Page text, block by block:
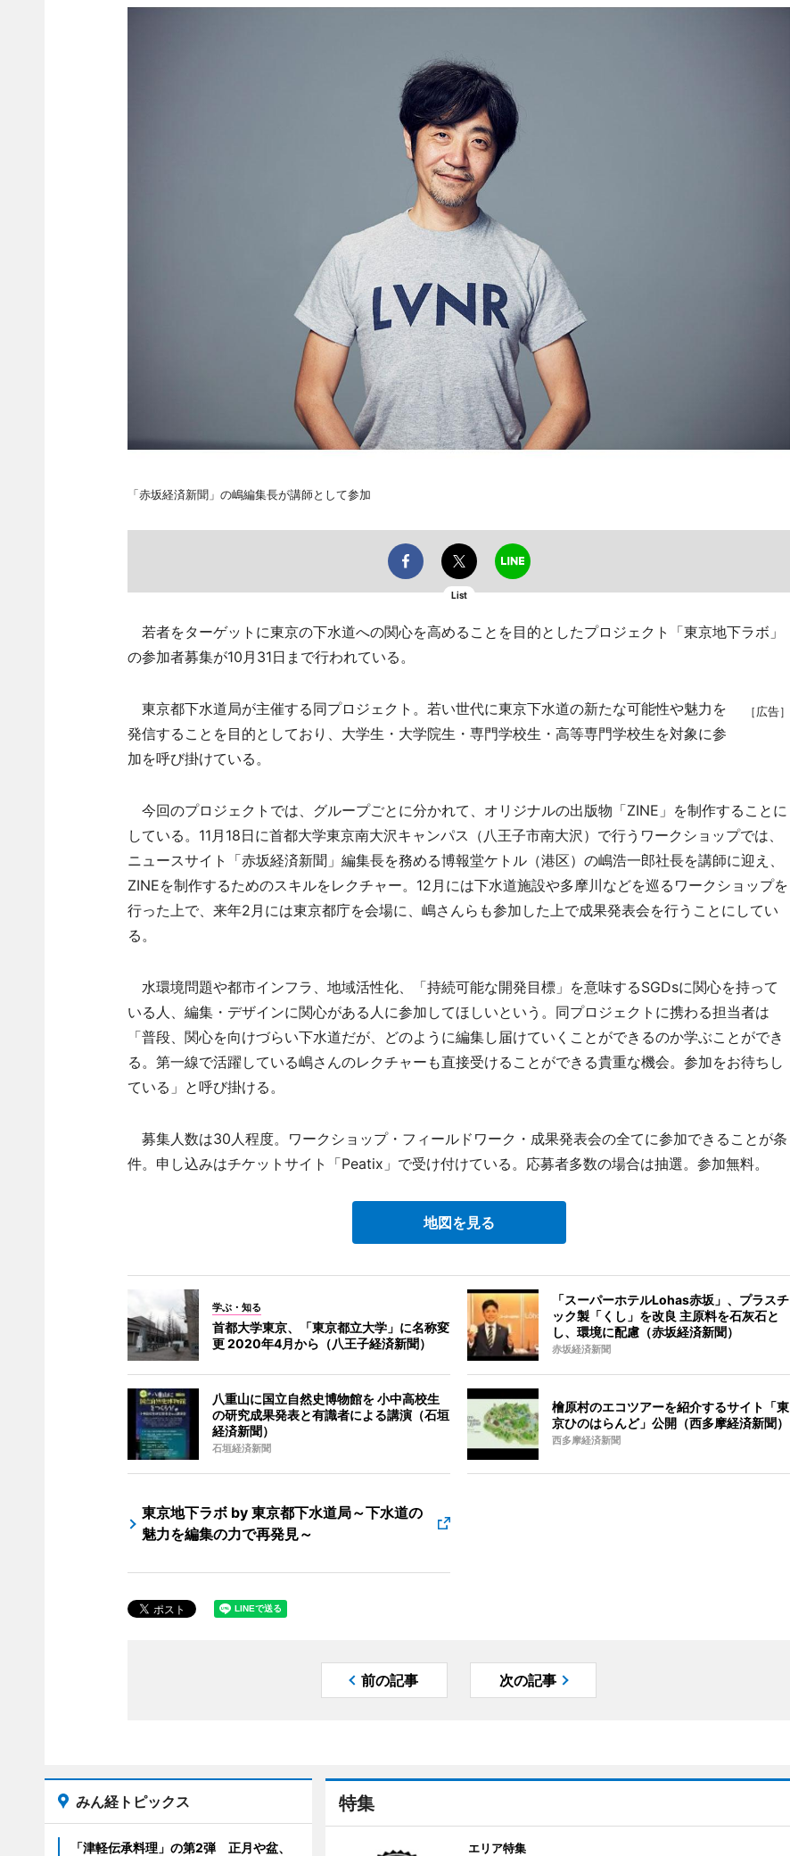
「赤坂経済新聞」の嶋編集長が講師として参加
List
若者をターゲットに東京の下水道への関心を高めることを目的としたプロジェクト「東京地下ラボ」
の参加者募集が10月31日まで行われている。
［広告］
東京都下水道局が主催する同プロジェクト。若い世代に東京下水道の新たな可能性や魅力を
発信することを目的としており、大学生・大学院生・専門学校生・高等専門学校生を対象に参
加を呼び掛けている。
今回のプロジェクトでは、グループごとに分かれて、オリジナルの出版物「ZINE」を制作することに
している。11月18日に首都大学東京南大沢キャンパス（八王子市南大沢）で行うワークショップでは、
ニュースサイト「赤坂経済新聞」編集長を務める博報堂ケトル（港区）の嶋浩一郎社長を講師に迎え、
ZINEを制作するためのスキルをレクチャー。12月には下水道施設や多摩川などを巡るワークショップを
行った上で、来年2月には東京都庁を会場に、嶋さんらも参加した上で成果発表会を行うことにしてい
る。
水環境問題や都市インフラ、地域活性化、「持続可能な開発目標」を意味するSGDsに関心を持って
いる人、編集・デザインに関心がある人に参加してほしいという。同プロジェクトに携わる担当者は
「普段、関心を向けづらい下水道だが、どのように編集し届けていくことができるのか学ぶことができ
る。第一線で活躍している嶋さんのレクチャーも直接受けることができる貴重な機会。参加をお待ちし
ている」と呼び掛ける。
募集人数は30人程度。ワークショップ・フィールドワーク・成果発表会の全てに参加できることが条
件。申し込みはチケットサイト「Peatix」で受け付けている。応募者多数の場合は抽選。参加無料。
地図を見る
学ぶ・知る
首都大学東京、「東京都立大学」に名称変
更 2020年4月から（八王子経済新聞）
「スーパーホテルLohas赤坂」、プラスチ
ック製「くし」を改良 主原料を石灰石と
し、環境に配慮（赤坂経済新聞）
赤坂経済新聞
八重山に国立自然史博物館を 小中高校生
の研究成果発表と有識者による講演（石垣
経済新聞）
石垣経済新聞
檜原村のエコツアーを紹介するサイト「東
京ひのはらんど」公開（西多摩経済新聞）
西多摩経済新聞
東京地下ラボ by 東京都下水道局～下水道の
魅力を編集の力で再発見～
前の記事 次の記事
特集
エリア特集
みん経トピックス
「津軽伝承料理」の第2弾 正月や盆、